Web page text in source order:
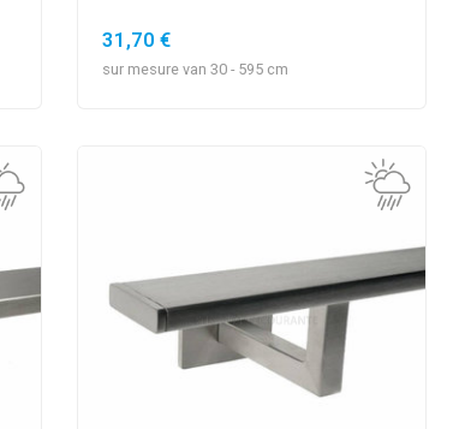
31,70 €
sur mesure van 30 - 595 cm